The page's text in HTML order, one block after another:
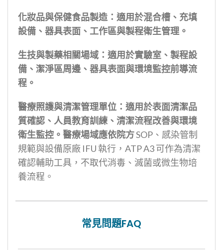
化妝品與保健食品製造：適用於混合槽、充填
設備、器具表面、工作區與製程衛生管理。
生技與製藥相關場域：適用於實驗室、製程設
備、潔淨區周邊、器具表面與環境監控前導流
程。
醫療照護與清潔管理單位：適用於表面清潔品
質確認、人員教育訓練、清潔流程改善與環境
衛生監控。醫療場域應依院方SOP、感染管制
規範與設備原廠 IFU 執行，ATP A3 可作為清潔
確認輔助工具，不取代消毒、滅菌或微生物培
養流程。
常見問題FAQ